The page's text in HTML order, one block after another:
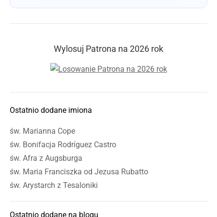
Wylosuj Patrona na 2026 rok
Ostatnio dodane imiona
św. Marianna Cope
św. Bonifacja Rodríguez Castro
św. Afra z Augsburga
św. Maria Franciszka od Jezusa Rubatto
św. Arystarch z Tesaloniki
Ostatnio dodane na blogu